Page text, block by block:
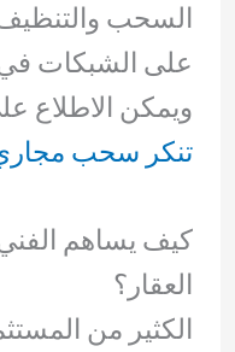
السحب
على الشبكات في
ويمكن الاطلاع
تنكر سحب
كيف يساهم
العقار؟
الكثير من